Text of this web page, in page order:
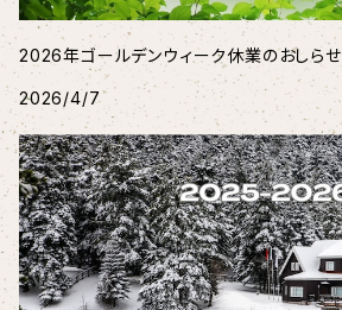
2026年ゴールデンウィーク休業のおしらせ
2026/4/7